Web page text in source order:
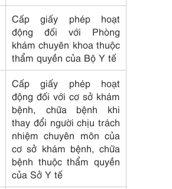
Cấp giấy phép hoạt
động đối với Phòng
khám chuyên khoa thuộc
thẩm quyền của Bộ Y tế
Cấp giấy phép hoạt
động đối với cơ sở khám
bệnh, chữa bệnh khi
thay đổi người chịu trách
nhiệm chuyên môn của
cơ sở khám bệnh, chữa
bệnh thuộc thẩm quyền
của Sở Y tế